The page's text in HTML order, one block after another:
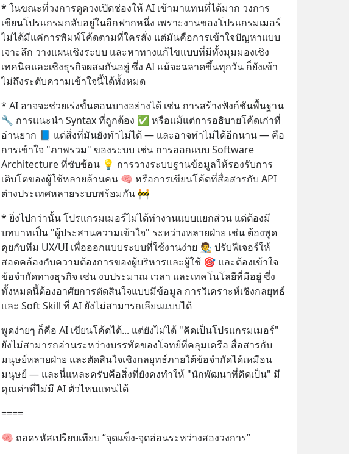
* ในขณะที่วงการดูดวงเปิดช่องให้ AI เข้ามาแทนที่ได้มาก วงการ
เขียนโปรแกรมกลับอยู่ในอีกฟากหนึ่ง เพราะงานของโปรแกรมเมอร์
ไม่ได้มีแค่การพิมพ์โค้ดตามที่ใครสั่ง แต่มันคือการเข้าใจปัญหาแบบ
เจาะลึก วางแผนเชิงระบบ และหาทางแก้ไขแบบที่มีทั้งมุมมองเชิง
เทคนิคและเชิงธุรกิจผสมกันอยู่ ซึ่ง AI แม้จะฉลาดขึ้นทุกวัน ก็ยังเข้า
ไม่ถึงระดับความเข้าใจนี้ได้ทั้งหมด
* AI อาจจะช่วยเร่งขั้นตอนบางอย่างได้ เช่น การสร้างฟังก์ชันพื้นฐาน
🔧 การแนะนำ Syntax ที่ถูกต้อง ✅ หรือแม้แต่การอธิบายโค้ดเก่าที่
อ่านยาก 📘 แต่สิ่งที่มันยังทำไม่ได้ — และอาจทำไม่ได้อีกนาน — คือ
การเข้าใจ "ภาพรวม" ของระบบ เช่น การออกแบบ Software
Architecture ที่ซับซ้อน 💡 การวางระบบฐานข้อมูลให้รองรับการ
เติบโตของผู้ใช้หลายล้านคน 🧠 หรือการเขียนโค้ดที่สื่อสารกับ API
ต่างประเทศหลายระบบพร้อมกัน 🚧
* ยิ่งไปกว่านั้น โปรแกรมเมอร์ไม่ได้ทำงานแบบแยกส่วน แต่ต้องมี
บทบาทเป็น "ผู้ประสานความเข้าใจ" ระหว่างหลายฝ่าย เช่น ต้องพูด
คุยกับทีม UX/UI เพื่อออกแบบระบบที่ใช้งานง่าย 🧑‍🎨 ปรับฟีเจอร์ให้
สอดคล้องกับความต้องการของผู้บริหารและผู้ใช้ 🎯 และต้องเข้าใจ
ข้อจำกัดทางธุรกิจ เช่น งบประมาณ เวลา และเทคโนโลยีที่มีอยู่ ซึ่ง
ทั้งหมดนี้ต้องอาศัยการตัดสินใจแบบมีข้อมูล การวิเคราะห์เชิงกลยุทธ์
และ Soft Skill ที่ AI ยังไม่สามารถเลียนแบบได้
พูดง่ายๆ ก็คือ AI เขียนโค้ดได้... แต่ยังไม่ได้ "คิดเป็นโปรแกรมเมอร์"
ยังไม่สามารถอ่านระหว่างบรรทัดของโจทย์ที่คลุมเครือ สื่อสารกับ
มนุษย์หลายฝ่าย และตัดสินใจเชิงกลยุทธ์ภายใต้ข้อจำกัดได้เหมือน
มนุษย์ — และนี่แหละครับคือสิ่งที่ยังคงทำให้ "นักพัฒนาที่คิดเป็น" มี
คุณค่าที่ไม่มี AI ตัวไหนแทนได้
====
🧠 ถอดรหัสเปรียบเทียบ “จุดแข็ง-จุดอ่อนระหว่างสองวงการ”